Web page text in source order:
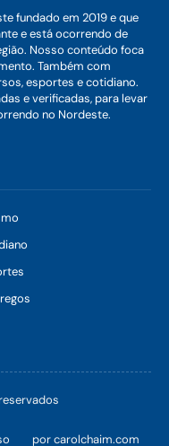
fundado em 2019 e que
e está ocorrendo de
Nosso conteúdo foca
Também com
esportes e cotidiano.
e verificadas, para levar
no Nordeste.
por carolchaim.com